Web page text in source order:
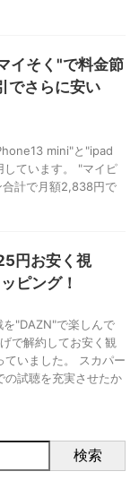
イそく"で料金節
でさらに安い
mini"と"ipad
ています。 "マイピ
計で月額2,838円で
円お安く視
ピング！
を"DAZN"で楽しんで
で解約してお安く観
ていました。 スカパー
の試聴を充実させたか
検索